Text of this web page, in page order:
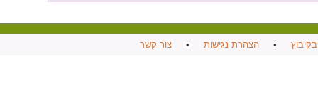
•הצהרת נגישות •צור קשר